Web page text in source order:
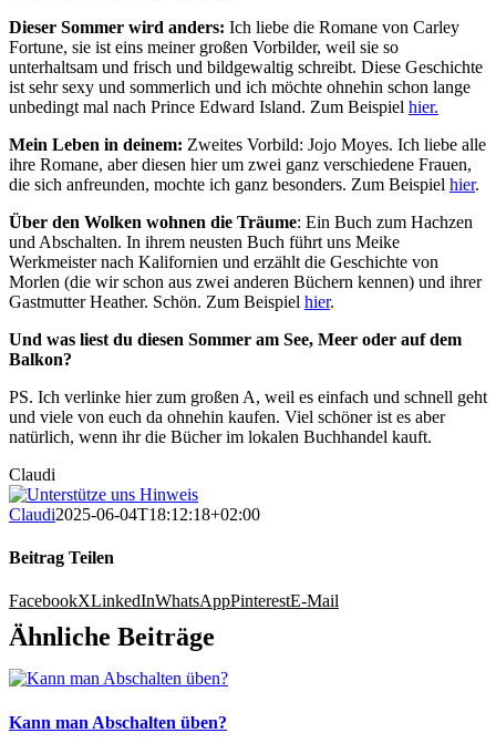
Dieser Sommer wird anders: Ich liebe die Romane von Carley
Fortune, sie ist eins meiner großen Vorbilder, weil sie so
unterhaltsam und frisch und bildgewaltig schreibt. Diese Geschichte
ist sehr sexy und sommerlich und ich möchte ohnehin schon lange
unbedingt mal nach Prince Edward Island. Zum Beispiel hier.
Mein Leben in deinem: Zweites Vorbild: Jojo Moyes. Ich liebe alle
ihre Romane, aber diesen hier um zwei ganz verschiedene Frauen,
die sich anfreunden, mochte ich ganz besonders. Zum Beispiel hier.
Über den Wolken wohnen die Träume: Ein Buch zum Hachzen
und Abschalten. In ihrem neusten Buch führt uns Meike
Werkmeister nach Kalifornien und erzählt die Geschichte von
Morlen (die wir schon aus zwei anderen Büchern kennen) und ihrer
Gastmutter Heather. Schön. Zum Beispiel hier.
Und was liest du diesen Sommer am See, Meer oder auf dem
Balkon?
PS. Ich verlinke hier zum großen A, weil es einfach und schnell geht
und viele von euch da ohnehin kaufen. Viel schöner ist es aber
natürlich, wenn ihr die Bücher im lokalen Buchhandel kauft.
Claudi
Claudi2025-06-04T18:12:18+02:00
Beitrag Teilen
FacebookXLinkedInWhatsAppPinterestE-Mail
Ähnliche Beiträge
Kann man Abschalten üben?